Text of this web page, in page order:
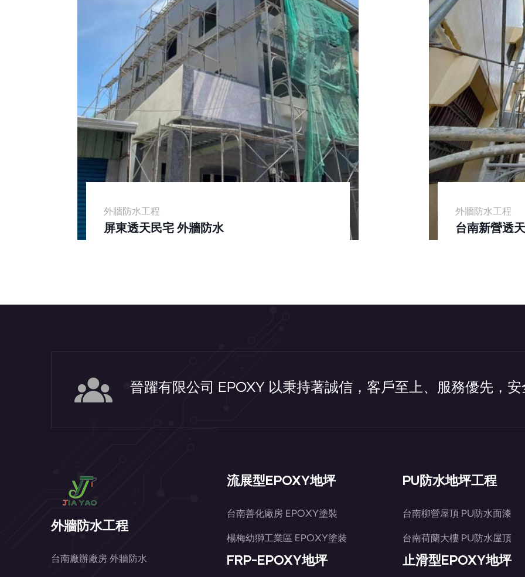
外牆防水工程
屏東透天民宅 外牆防水
外牆防水工程
台南新營透
晉躍有限公司 EPOXY 以秉持著誠信，客戶至上、服務優先，安
外牆防水工程
台南廠辦廠房 外牆防水
流展型EPOXY地坪
台南善化廠房 EPOXY塗裝
楊梅幼獅工業區 EPOXY塗裝
FRP-EPOXY地坪
PU防水地坪工程
台南柳營屋頂 PU防水面漆
台南荷蘭大樓 PU防水屋頂
止滑型EPOXY地坪